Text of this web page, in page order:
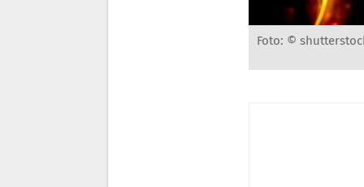
Foto: ©